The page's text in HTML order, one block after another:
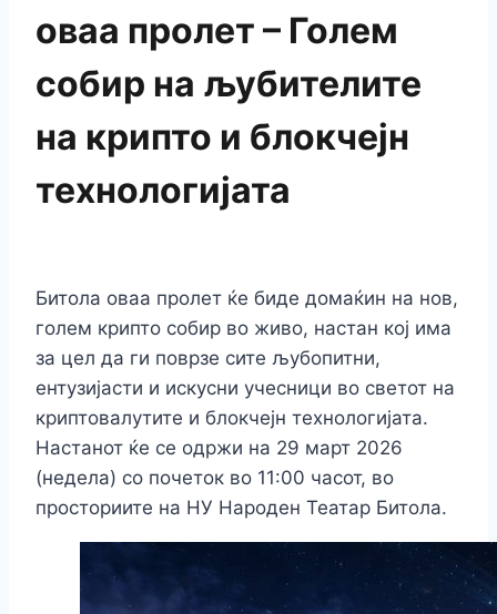
оваа пролет – Голем
собир на љубителите
на крипто и блокчејн
технологијата
Битола оваа пролет ќе биде домаќин на нов,
голем крипто собир во живо, настан кој има
за цел да ги поврзе сите љубопитни,
ентузијасти и искусни учесници во светот на
криптовалутите и блокчејн технологијата.
Настанот ќе се одржи на 29 март 2026
(недела) со почеток во 11:00 часот, во
просториите на НУ Народен Театар Битола.